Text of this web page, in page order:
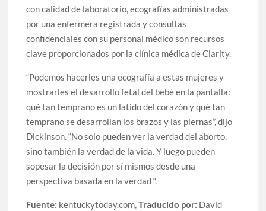
con calidad de laboratorio, ecografías administradas
por una enfermera registrada y consultas
confidenciales con su personal médico son recursos
clave proporcionados por la clínica médica de Clarity.
“Podemos hacerles una ecografía a estas mujeres y
mostrarles el desarrollo fetal del bebé en la pantalla:
qué tan temprano es un latido del corazón y qué tan
temprano se desarrollan los brazos y las piernas”, dijo
Dickinson. “No solo pueden ver la verdad del aborto,
sino también la verdad de la vida. Y luego pueden
sopesar la decisión por sí mismos desde una
perspectiva basada en la verdad “.
Fuente: kentuckytoday.com,Traducido por: David